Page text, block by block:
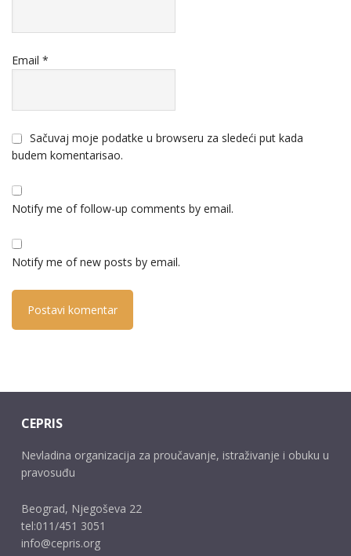
Email *
Sačuvaj moje podatke u browseru za sledeći put kada
budem komentarisao.
Notify me of follow-up comments by email.
Notify me of new posts by email.
CEPRIS
Nevladina organizacija za proučavanje, istraživanje i obuku u
pravosuđu
Beograd, Njegoševa 22
tel:011/451 3051
info@cepris.org